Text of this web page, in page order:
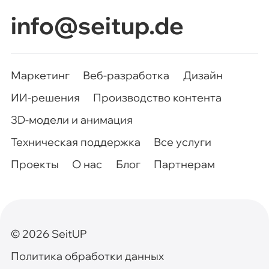
Маркетинг Веб-разработка
Дизайн
ИИ-решения
Производство контента
3D-модели и анимация
Техническая поддержка
Все услуги
Проекты
О нас Блог Партнерам
© 2026SeitUP
Политика обработки данных